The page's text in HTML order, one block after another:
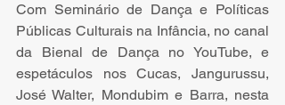
Com Seminário de Dança e Políticas
Públicas Culturais na Infância, no canal
da Bienal de Dança no YouTube, e
espetáculos nos Cucas, Jangurussu,
José Walter, Mondubim e Barra, nesta